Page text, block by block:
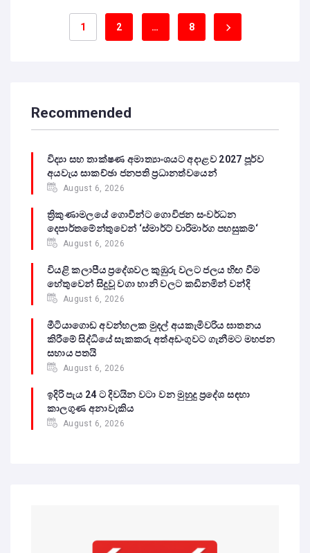
1 2 … 8
Recommended
විද්‍යා සහ තාක්ෂණ අමාත්‍යාංශයට අදාළව 2027 පූර්ව
අයවැය සාකච්ඡා ජනපති ප්‍රධානත්වයෙන්
August 6, 2026
ත්‍රිකුණාමලයේ ගොවීන්ට ගොවිජන සංවර්ධන
දෙපාර්තමේන්තුවෙන් ‘ස්මාර්ට් වාරිමාර්ග පහසුකම්‘
August 6, 2026
වියළි කලාපීය ප්‍රදේශවල කුඹුරු වලට ජලය හිඟ වීම
හේතුවෙන් සිදුවූ වගා හානි වලට කඩිනමින් වන්දි
August 6, 2026
මීටියාගොඩ අවන්හලක මුදල් අයකැමිවරිය ඝාතනය
කිරීමේ සිද්ධියේ සැකකරු අත්අඩංගුවට ගැනීමට මහජන
සහාය පතයි
August 6, 2026
ඉදිරි පැය 24 ට දිවයින වටා වන මුහුදු ප්‍රදේශ සඳහා
කාලගුණ අනාවැකිය
August 6, 2026